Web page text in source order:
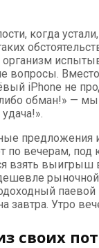
когда
вопросы.
iPhone не
обман!» —
предложения
по вечерам, под
взять выигрыш
рыночной
завтра. Утро
своих